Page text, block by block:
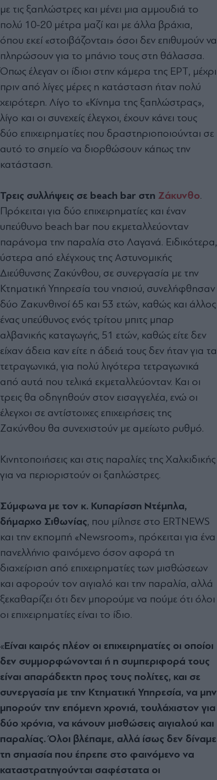
με τις ξαπλώστρες και μένει μια αμμουδιά το
πολύ 10-20 μέτρα μαζί και με άλλα βράχια,
όπου εκεί «στοιβάζονται» όσοι δεν επιθυμούν να
πληρώσουν για το μπάνιο τους στη θάλασσα.
Όπως έλεγαν οι ίδιοι στην κάμερα της ΕΡΤ, μέχρι
πριν από λίγες μέρες η κατάσταση ήταν πολύ
χειρότερη. Λίγο το «Κίνημα της ξαπλώστρας»,
λίγο και οι συνεχείς έλεγχοι, έχουν κάνει τους
δύο επιχειρηματίες που δραστηριοποιούνται σε
αυτό το σημείο να διορθώσουν κάπως την
κατάσταση.
Τρεις συλλήψεις σε beach bar στη Ζάκυνθο.
Πρόκειται για δύο επιχειρηματίες και έναν
υπεύθυνο beach bar που εκμεταλλεύονταν
παράνομα την παραλία στο Λαγανά. Ειδικότερα,
ύστερα από ελέγχους της Αστυνομικής
Διεύθυνσης Ζακύνθου, σε συνεργασία με την
Κτηματική Υπηρεσία του νησιού, συνελήφθησαν
δύο Ζακυνθινοί 65 και 53 ετών, καθώς και άλλος
ένας υπεύθυνος ενός τρίτου μπιτς μπαρ
αλβανικής καταγωγής, 51 ετών, καθώς είτε δεν
είχαν άδεια καν είτε η άδειά τους δεν ήταν για τα
τετραγωνικά, για πολύ λιγότερα τετραγωνικά
από αυτά που τελικά εκμεταλλεύονταν. Και οι
τρεις θα οδηγηθούν στον εισαγγελέα, ενώ οι
έλεγχοι σε αντίστοιχες επιχειρήσεις της
Ζακύνθου θα συνεχιστούν με αμείωτο ρυθμό.
Κινητοποιήσεις και στις παραλίες της Χαλκιδικής
για να περιοριστούν οι ξαπλώστρες.
Σύμφωνα με τον κ. Κυπαρίσση Ντέμπλα,
δήμαρχο Σιθωνίας, που μίλησε στo ERTNEWS
και την εκπομπή «Newsroom», πρόκειται για ένα
πανελλήνιο φαινόμενο όσον αφορά τη
διαχείριση από επιχειρηματίες των μισθώσεων
και αφορούν τον αιγιαλό και την παραλία, αλλά
ξεκαθαρίζει ότι δεν μπορούμε να πούμε ότι όλοι
οι επιχειρηματίες είναι το ίδιο.
«Είναι καιρός πλέον οι επιχειρηματίες οι οποίοι
δεν συμμορφώνονται ή η συμπεριφορά τους
είναι απαράδεκτη προς τους πολίτες, και σε
συνεργασία με την Κτηματική Υπηρεσία, να μην
μπορούν την επόμενη χρονιά, τουλάχιστον για
δύο χρόνια, να κάνουν μισθώσεις αιγιαλού και
παραλίας. Όλοι βλέπαμε, αλλά ίσως δεν δίναμε
τη σημασία που έπρεπε στο φαινόμενο να
καταστρατηγούνται σαφέστατα οι